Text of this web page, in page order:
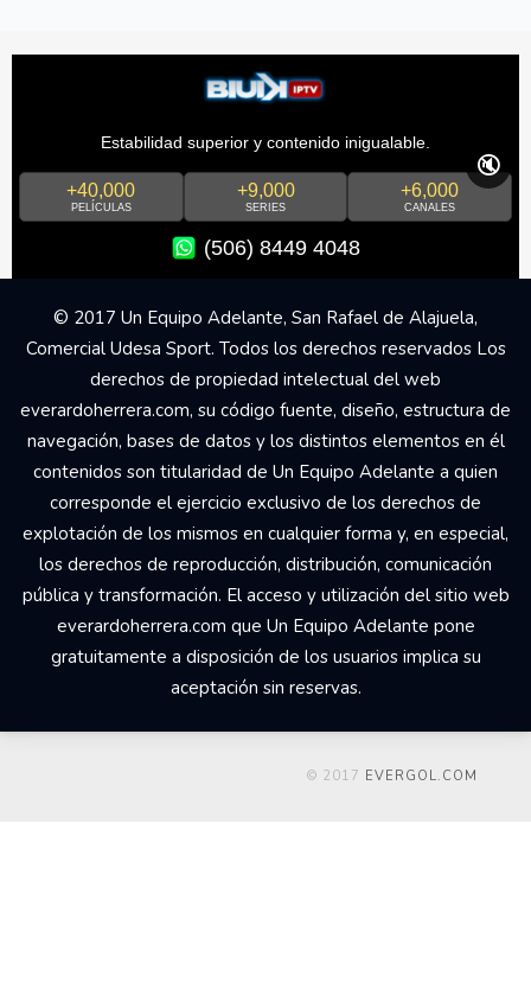
Estabilidad superior y contenido inigualable.
+40,000
PELÍCULAS
+9,000
SERIES
+6,000
CANALES
(506) 8449 4048
🔇
© 2017 Un Equipo Adelante, San Rafael de Alajuela,
Comercial Udesa Sport. Todos los derechos reservados Los
derechos de propiedad intelectual del web
everardoherrera.com, su código fuente, diseño, estructura de
navegación, bases de datos y los distintos elementos en él
contenidos son titularidad de Un Equipo Adelante a quien
corresponde el ejercicio exclusivo de los derechos de
explotación de los mismos en cualquier forma y, en especial,
los derechos de reproducción, distribución, comunicación
pública y transformación. El acceso y utilización del sitio web
everardoherrera.com que Un Equipo Adelante pone
gratuitamente a disposición de los usuarios implica su
aceptación sin reservas.
© 2017 EVERGOL.COM